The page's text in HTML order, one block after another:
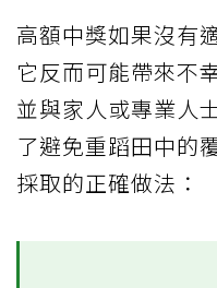
高額中獎如果沒有
它反而可能帶來不
並與家人或專業人
了避免重蹈田中的
採取的正確做法：